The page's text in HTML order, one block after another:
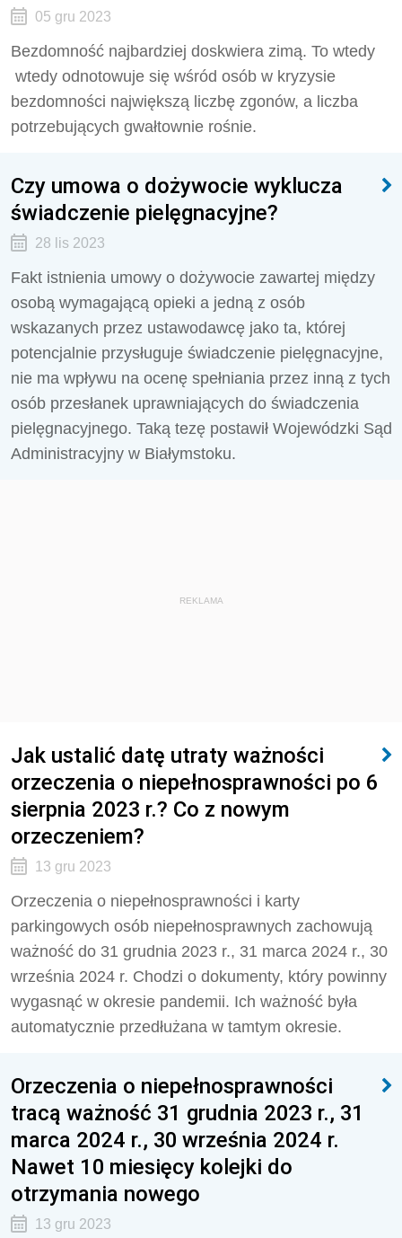
05 gru 2023
Bezdomność najbardziej doskwiera zimą. To wtedy
wtedy odnotowuje się wśród osób w kryzysie
bezdomności największą liczbę zgonów, a liczba
potrzebujących gwałtownie rośnie.
Czy umowa o dożywocie wyklucza
świadczenie pielęgnacyjne?
28 lis 2023
Fakt istnienia umowy o dożywocie zawartej między
osobą wymagającą opieki a jedną z osób
wskazanych przez ustawodawcę jako ta, której
potencjalnie przysługuje świadczenie pielęgnacyjne,
nie ma wpływu na ocenę spełniania przez inną z tych
osób przesłanek uprawniających do świadczenia
pielęgnacyjnego. Taką tezę postawił Wojewódzki Sąd
Administracyjny w Białymstoku.
REKLAMA
Jak ustalić datę utraty ważności
orzeczenia o niepełnosprawności po 6
sierpnia 2023 r.? Co z nowym
orzeczeniem?
13 gru 2023
Orzeczenia o niepełnosprawności i karty
parkingowych osób niepełnosprawnych zachowują
ważność do 31 grudnia 2023 r., 31 marca 2024 r., 30
września 2024 r. Chodzi o dokumenty, który powinny
wygasnąć w okresie pandemii. Ich ważność była
automatycznie przedłużana w tamtym okresie.
Orzeczenia o niepełnosprawności
tracą ważność 31 grudnia 2023 r., 31
marca 2024 r., 30 września 2024 r.
Nawet 10 miesięcy kolejki do
otrzymania nowego
13 gru 2023